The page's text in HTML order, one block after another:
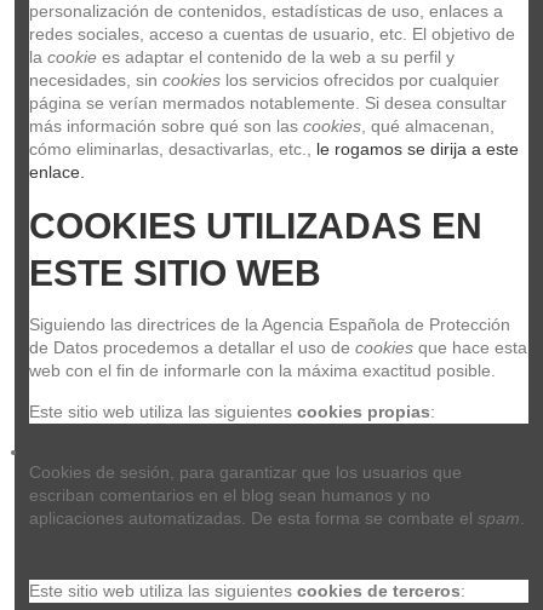
AMPLIFICADOR GUITARRA COMBO HIWATT LONDON CON
BLUETOOTH 1x6,5" - 12W (NEGRO)
MHILONDON-12C-BLK
HIWATT
AMPLIFICADOR GUITARRA COMBO HIWATT LONDON CON BLUETOOTH
1x6,5" - 12W (NEGRO)
99,99 €
Añadir al carrito
personalización de contenidos, estadísticas de uso, enlaces a
redes sociales, acceso a cuentas de usuario, etc. El objetivo de
la cookie es adaptar el contenido de la web a su perfil y
necesidades, sin cookies los servicios ofrecidos por cualquier
página se verían mermados notablemente. Si desea consultar
más información sobre qué son las cookies , qué almacenan,
cómo eliminarlas, desactivarlas, etc.,
le rogamos se dirija a este
enlace.
COOKIES UTILIZADAS EN
ESTE SITIO WEB
Siguiendo las directrices de la Agencia Española de Protección
de Datos procedemos a detallar el uso de cookies que hace esta
web con el fin de informarle con la máxima exactitud posible.
Este sitio web utiliza las siguientes cookies propias:
Cookies de sesión, para garantizar que los usuarios que
escriban comentarios en el blog sean humanos y no
aplicaciones automatizadas. De esta forma se combate el spam
Este sitio web utiliza las siguientes cookies de terceros: